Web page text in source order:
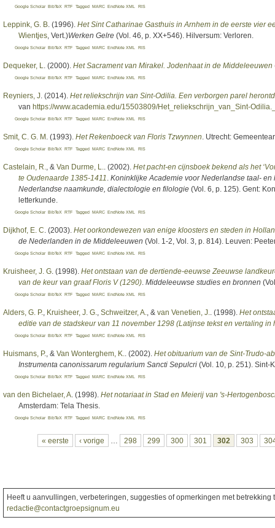
Google Scholar BibTeX RTF Tagged MARC EndNote XML RIS
Leppink, G. B . (1996). Het Sint Catharinae Gasthuis in Arnhem in de eerste vier
Wientjes , Vert. )Werken Gelre (Vol. 46, p. XX+546). Hilversum: Verloren.
Google Scholar BibTeX RTF Tagged MARC EndNote XML RIS
Dequeker, L . (2000). Het Sacrament van Mirakel. Jodenhaat in de Middeleeuwen
Google Scholar BibTeX RTF Tagged MARC EndNote XML RIS
Reyniers, J . (2014). Het reliekschrijn van Sint-Odilia. Een verborgen parel
van https://www.academia.edu/15503809/Het_reliekschrijn_van_Sint-
Google Scholar BibTeX RTF Tagged MARC EndNote XML RIS
Smit, C. G. M . (1993). Het Rekenboeck van Floris Tzwynnen . Utrecht:
Google Scholar BibTeX RTF Tagged MARC EndNote XML RIS
Castelain, R. , & Van Durme, L. . (2002). Het pacht-en cijnsboek bekend als het
te Oudenaarde 1385-1411 Koninklijke Academie voor Nederlandse taal-
Nederlandse naamkunde, dialectologie en filologie (Vol. 6, p. 125). Gent:
letterkunde.
Google Scholar BibTeX RTF Tagged MARC EndNote XML RIS
Dijkhof, E. C . (2003). Het oorkondewezen van enige kloosters en steden in
de Nederlanden in de Middeleeuwen (Vol. 1-2, Vol. 3, p. 814). Leuven:
Google Scholar BibTeX RTF Tagged MARC EndNote XML RIS
Kruisheer, J. G . (1998). Het ontstaan van de dertiende-eeuwse Zeeuwse
van de keur van graaf Floris V (1290) Middeleeuwse studies en bronnen
Google Scholar BibTeX RTF Tagged MARC EndNote XML RIS
Alders, G. P. Kruisheer, J. G. Schweitzer, A. , & van Venetien, J. . (1998). Het
editie van de stadskeur van 11 november 1298 (Latijnse tekst en vertaling in
Google Scholar BibTeX RTF Tagged MARC EndNote XML RIS
Huismans, P. , & Van Wonterghem, K. . (2002). Het obituarium van de Sint-Trudo-
Instrumenta canonissarum regularium Sancti Sepulcri (Vol. 10, p. 251). Sint-
Google Scholar BibTeX RTF Tagged MARC EndNote XML RIS
van den Bichelaer, A . (1998). Het notariaat in Stad en Meierij van 's-
Amsterdam: Tela Thesis.
Google Scholar BibTeX RTF Tagged MARC EndNote XML RIS
Pagina's« eerste ‹ vorige 298 299 300 301 302 303
Heeft u aanvullingen, verbeteringen, suggesties of opmerkingen met
redactie@contactgroepsignum.eu